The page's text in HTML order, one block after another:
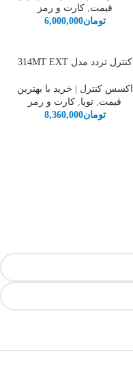
قیمت,کارت و رمز
تومان6,000,000
کنترل تردد مدل 314MT EXT
اکسس کنترل | خرید با بهترین
قیمت, تویا, کارت و رمز
تومان8,360,000